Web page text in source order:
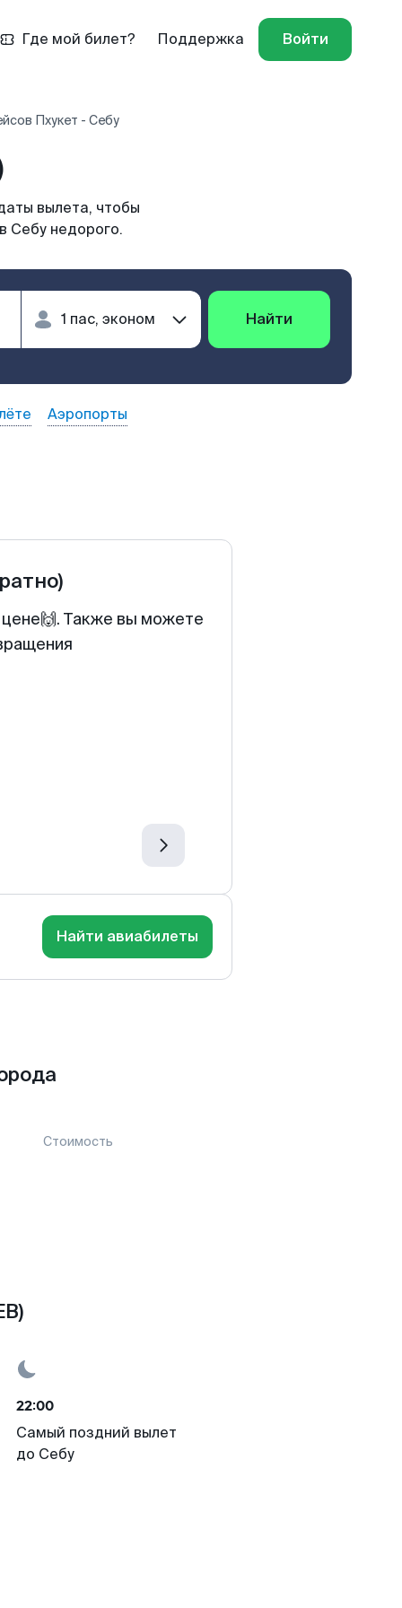
Где мой билет? Поддержка Войти
Пхукет - Себу
вылета, чтобы
Себу недорого.
Найти
Аэропорты
Также вы можете
Найти авиабилеты
Стоимость
22:00
Самый поздний вылет
до Себу